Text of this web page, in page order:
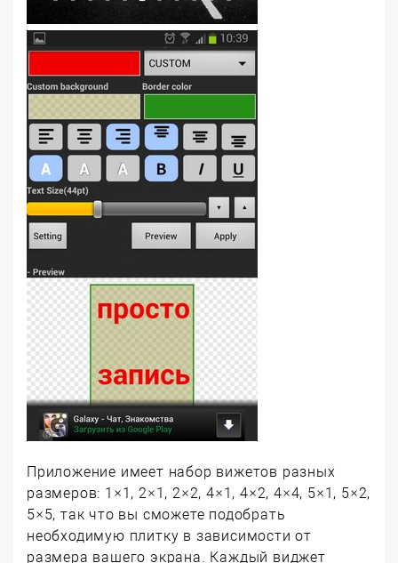
Приложение имеет набор вижетов разных
размеров: 1×1, 2×1, 2×2, 4×1, 4×2, 4×4, 5×1, 5×2,
5×5, так что вы сможете подобрать
необходимую плитку в зависимости от
размера вашего экрана. Каждый виджет